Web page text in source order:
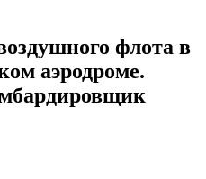
флота в
аэродроме.